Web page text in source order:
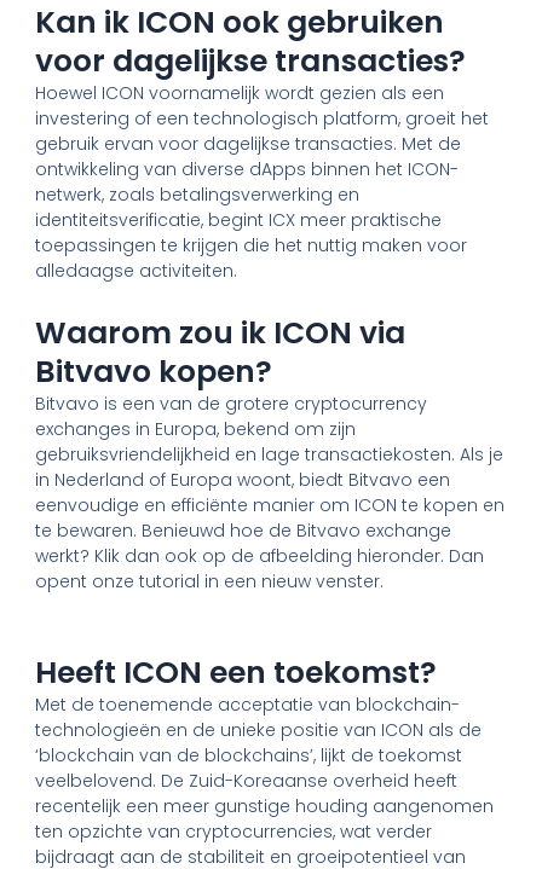
Kan ik ICON ook gebruiken
voor dagelijkse transacties?
Hoewel ICON voornamelijk wordt gezien als een
investering of een technologisch platform, groeit het
gebruik ervan voor dagelijkse transacties. Met de
ontwikkeling van diverse dApps binnen het ICON-
netwerk, zoals betalingsverwerking en
identiteitsverificatie, begint ICX meer praktische
toepassingen te krijgen die het nuttig maken voor
alledaagse activiteiten.
Waarom zou ik ICON via
Bitvavo kopen?
Bitvavo is een van de grotere cryptocurrency
exchanges in Europa, bekend om zijn
gebruiksvriendelijkheid en lage transactiekosten. Als je
in Nederland of Europa woont, biedt Bitvavo een
eenvoudige en efficiënte manier om ICON te kopen en
te bewaren. Benieuwd hoe de Bitvavo exchange
werkt? Klik dan ook op de afbeelding hieronder. Dan
opent onze tutorial in een nieuw venster.
Heeft ICON een toekomst?
Met de toenemende acceptatie van blockchain-
technologieën en de unieke positie van ICON als de
‘blockchain van de blockchains’, lijkt de toekomst
veelbelovend. De Zuid-Koreaanse overheid heeft
recentelijk een meer gunstige houding aangenomen
ten opzichte van cryptocurrencies, wat verder
bijdraagt aan de stabiliteit en groeipotentieel van